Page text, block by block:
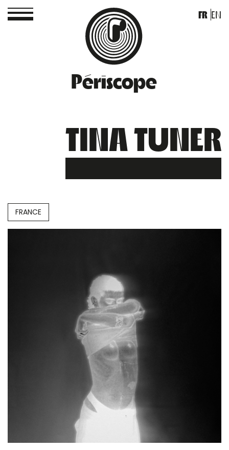
Périscope
FR EN
TINA TUNER
FRANCE